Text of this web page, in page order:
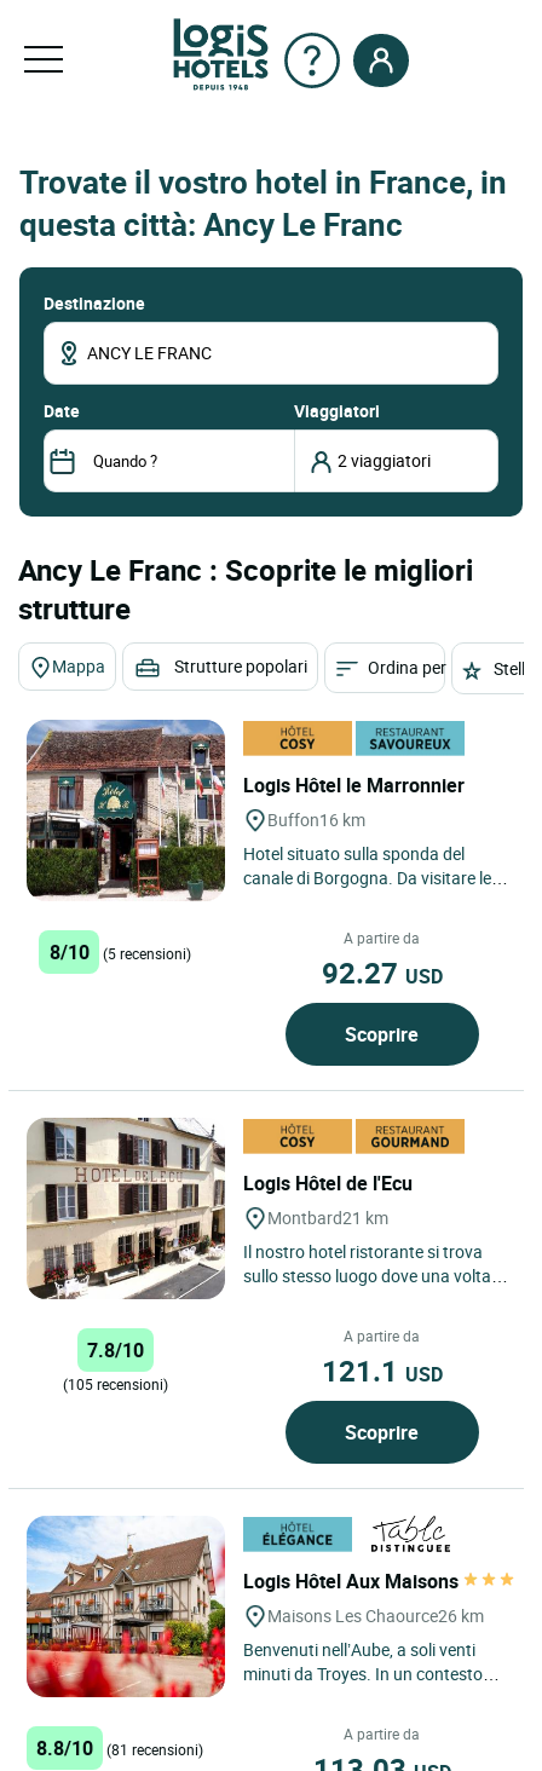
Trovate il vostro hotel in France, in
questa città: Ancy Le Franc
Destinazione
date Viaggiatori
Ancy Le Franc : Scoprite le migliori
strutture
Mappa Strutture popolari Ordina per Stelle
Logis Hôtel le Marronnier
Buffon16 km
Hotel situato sulla sponda del
canale di Borgogna. Da visitare le
8/10 (5 recensioni)
A partire da
92.27 USD
Scoprire
Logis Hôtel de l'Ecu
Montbard21 km
Il nostro hotel ristorante si trova
sullo stesso luogo dove una volta
7.8/10
(105 recensioni)
A partire da
121.1 USD
Scoprire
Logis Hôtel Aux Maisons
Maisons Les Chaource26 km
Benvenuti nell’Aube, a soli venti
minuti da Troyes. In un contesto
8.8/10 (81 recensioni)
A partire da